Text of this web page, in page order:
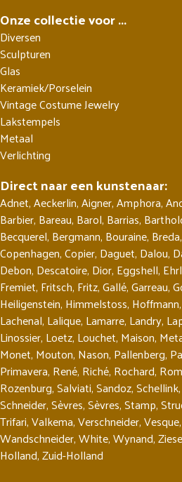
Onze collectie voor ...
Diversen
Sculpturen
Glas
Keramiek/Porselein
Vintage Costume Jewelry
Lakstempels
Metaal
Verlichting
Direct naar een kunstenaar:
Adnet,Aeckerlin,Aigner,Amphora,
Barbier, Bareau, Barol, Barrias,
Becquerel, Bergmann, Bouraine, Breda,
Copenhagen,Copier, Daguet, Dalou,
Debon, Descatoire, Dior, Eggshell,
Fremiet, Fritsch, Fritz,Gallé,Garreau,
Heiligenstein, Himmelstoss, Hoffmann,
Lachenal, Lalique, Lamarre, Landry,
Linossier, Loetz, Louchet, Maison,
Monet, Mouton, Nason, Pallenberg,
Primavera, René, Riché, Rochard,
Rozenburg,Salviati,Sandoz,Schellink,
Schneider,Sèvres,Sèvres,Stamp,
Trifari,Valkema,Verschneider,Vesque,
Wandschneider,White,Wynand,
Holland,Zuid-Holland